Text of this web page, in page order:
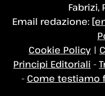
Fabrizi,
Email redazione:
Cookie Policy |
Principi Editoriali -
- Come testiamo